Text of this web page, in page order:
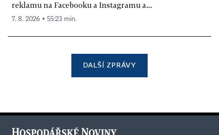
reklamu na Facebooku a Instagramu a...
7. 8. 2026 ▪ 55:23 min.
DALŠÍ ZPRÁVY